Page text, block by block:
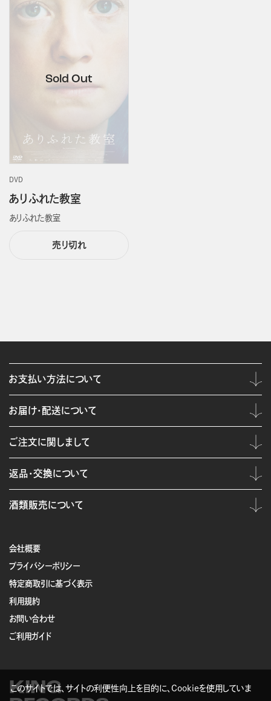
DVD
ありふれた教室
ありふれた教室
売り切れ
会社概要
プライバシーポリシー
特定商取引に基づく表示
利用規約
お問い合わせ
ご利用ガイド
KING
お支払い方法について
お届け・配送について
ご注文に関しまして
返品・交換について
酒類販売について
このサイトでは、サイトの利便性向上を目的に、Cookieを使用していま